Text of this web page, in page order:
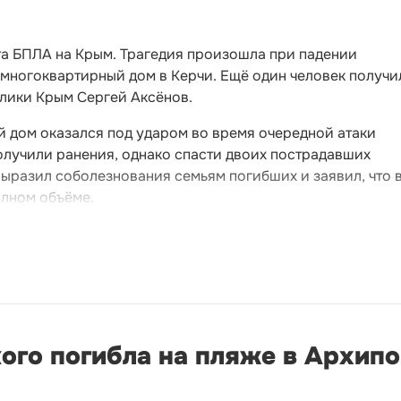
БПЛА на Крым. Трагедия произошла при падении
дом в Керчи. Ещё один человек
Крым Сергей Аксёнов.
оказался под ударом во время очередной атаки
ранения, однако спасти двоих пострадавших
соболезнования семьям погибших и заявил, что
объёме.
погибла на пляже в